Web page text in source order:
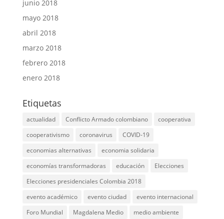
junio 2018
mayo 2018
abril 2018
marzo 2018
febrero 2018
enero 2018
Etiquetas
actualidad Conflicto Armado colombiano
cooperativa
cooperativismo
coronavirus
COVID-19
economias alternativas
economia solidaria
economías transformadoras
educación
Elecciones
Elecciones presidenciales Colombia 2018
evento académico
evento ciudad
evento internacional
Foro Mundial
Magdalena Medio medio ambiente